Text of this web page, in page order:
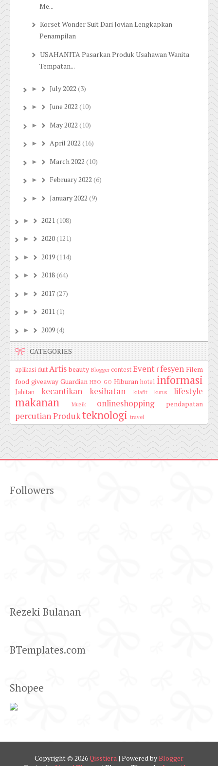
Me...
Korset Wonder Suit Dari Jovian Lengkapkan
Penampilan
USAHANITA Pasarkan Produk Usahawan Wanita
Tempatan...
► July 2022 (3)
► June 2022 (10)
► May 2022 (10)
► April 2022 (16)
► March 2022 (10)
► February 2022 (6)
► January 2022 (9)
► 2021(108)
► 2020(121)
► 2019(114)
► 2018(64)
► 2017(27)
► 2011(1)
► 2009(4)
CATEGORIES
aplikasi duitArtis beauty Blogger contestEvent f fesyen Filem
food giveaway Guardian HBO GO Hiburan hotel informasi
Jahitan kecantikan kesihatan kilafit kurus lifestyle
makanan Muzik onlineshopping pendapatan
percutianProdukteknologi travel
Followers
Rezeki Bulanan
BTemplates.com
Shopee
Copyright © 2026Qisstiera | Powered byBlogger